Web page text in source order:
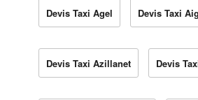
Devis Taxi Agel Devis Taxi
Devis Taxi Azillanet Devis